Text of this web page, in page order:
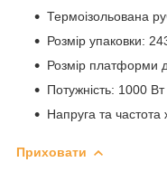
Термоізольована
Розмір упаковки:
Розмір платформи
Потужність: 1000 Вт
Напруга та
Приховати